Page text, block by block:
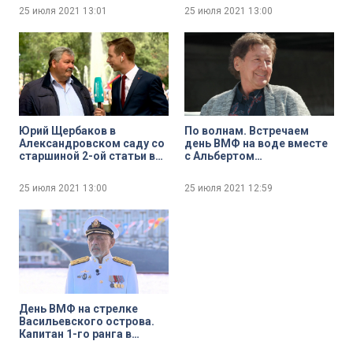
25 июля 2021 13:01 25 июля 2021 13:00
Юрий Щербаков в
Александровском саду со
старшиной 2-ой статьи в
25 июля 2021 13:00
По волнам. Встречаем
день ВМФ на воде вместе
с Альбертом
25 июля 2021 12:59
День ВМФ на стрелке
Васильевского острова.
Капитан 1-го ранга в